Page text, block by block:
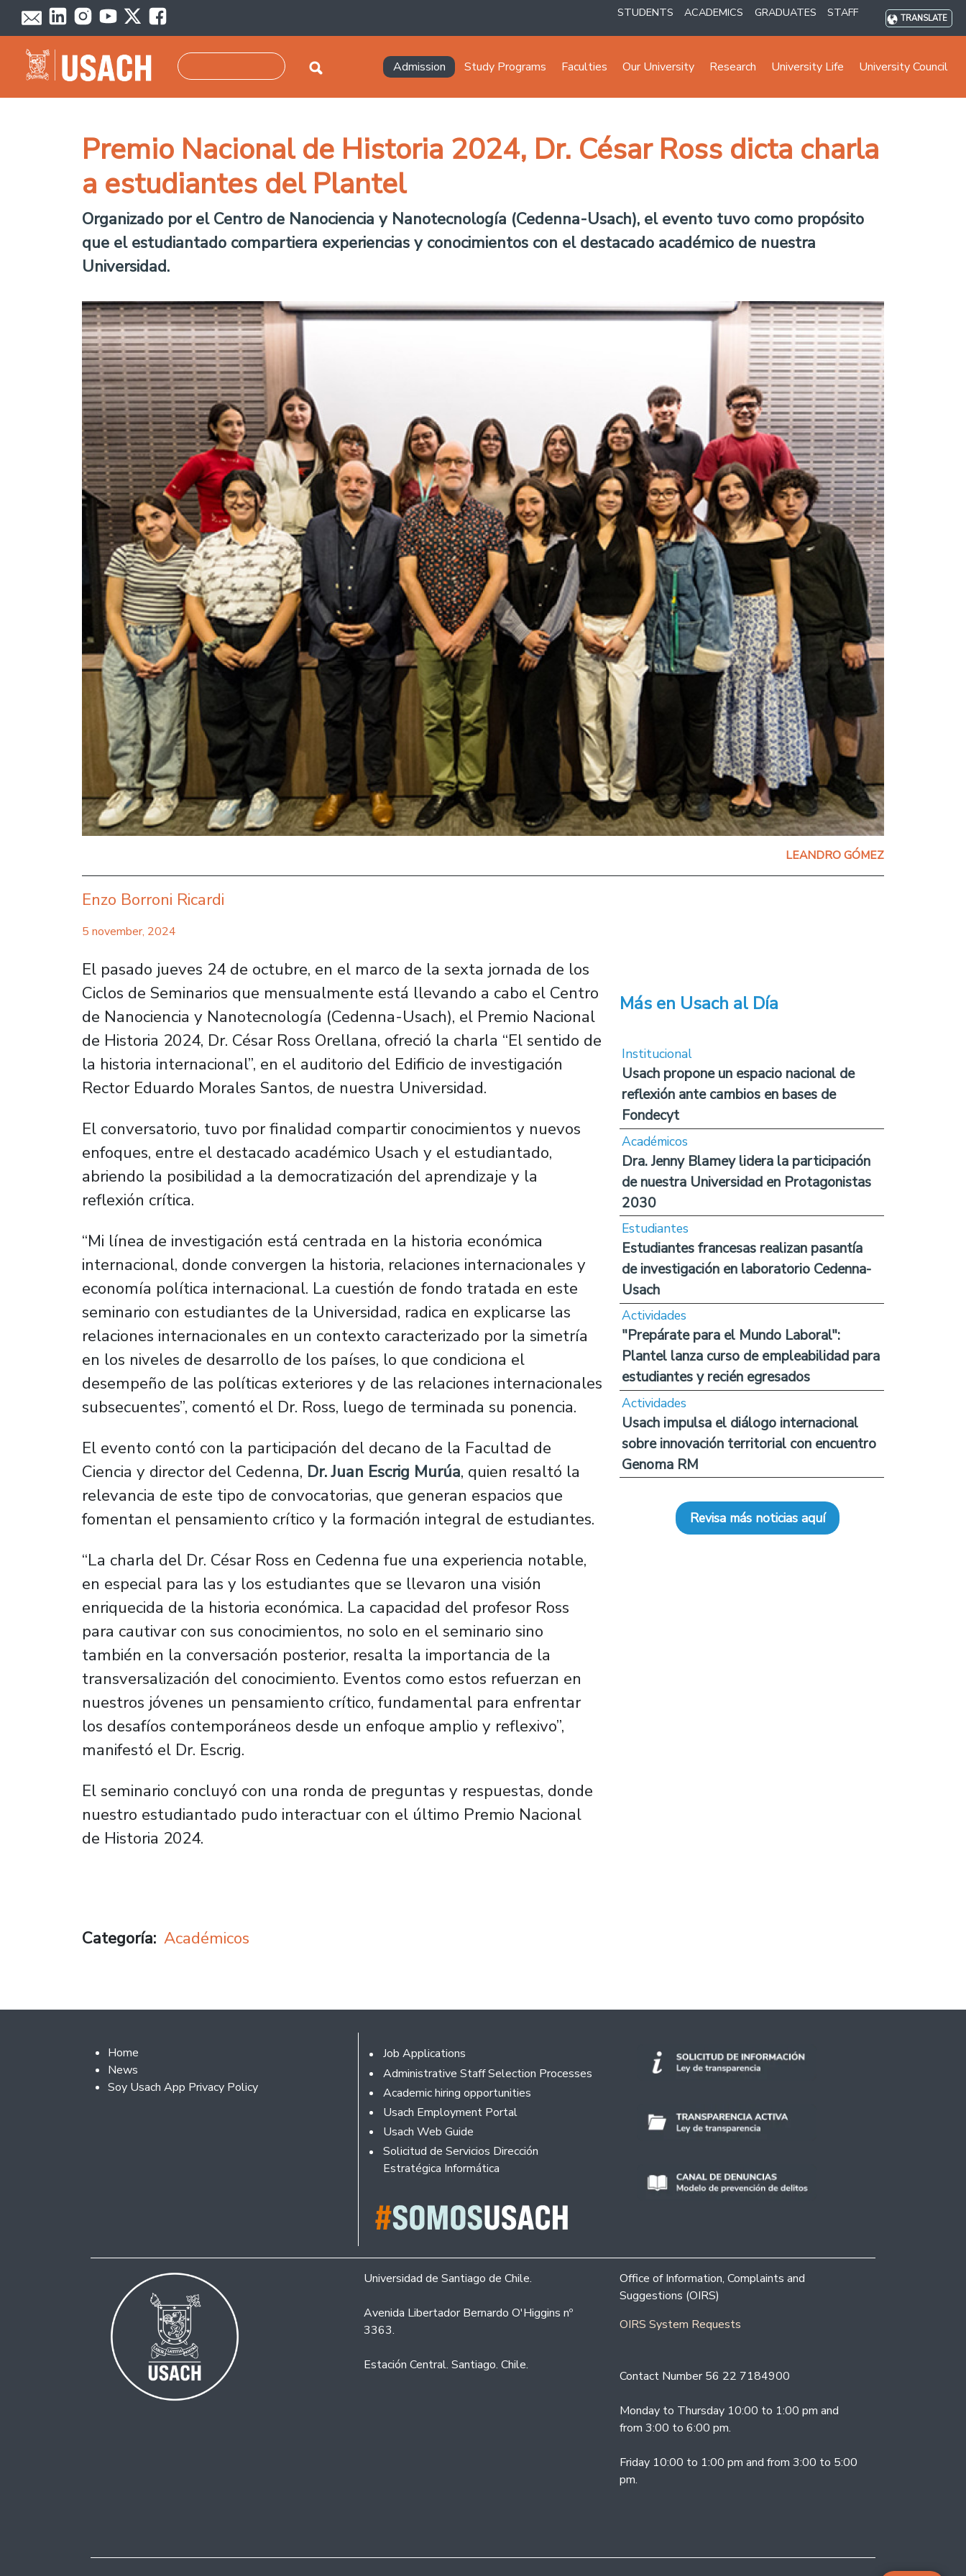
Skip to main content STUDENTS ACADEMICS GRADUATES STAFF TRANSLATE
Navegación principal
Admission Study Programs Faculties Our University Research University Life University Council
Premio Nacional de Historia 2024, Dr. César Ross dicta charla
a estudiantes del Plantel
Organizado por el Centro de Nanociencia y Nanotecnología (Cedenna-Usach), el evento tuvo como propósito
que el estudiantado compartiera experiencias y conocimientos con el destacado académico de nuestra
Universidad.
LEANDRO GÓMEZ
Enzo Borroni Ricardi
5 november, 2024
El pasado jueves 24 de octubre, en el marco de la sexta jornada de los
Ciclos de Seminarios que mensualmente está llevando a cabo el Centro
de Nanociencia y Nanotecnología (Cedenna-Usach), el Premio Nacional
de Historia 2024, Dr. César Ross Orellana, ofreció la charla “El sentido de
la historia internacional”, en el auditorio del Edificio de investigación
Rector Eduardo Morales Santos, de nuestra Universidad.
El conversatorio, tuvo por finalidad compartir conocimientos y nuevos
enfoques, entre el destacado académico Usach y el estudiantado,
abriendo la posibilidad a la democratización del aprendizaje y la
reflexión crítica.
“Mi línea de investigación está centrada en la historia económica
internacional, donde convergen la historia, relaciones internacionales y
economía política internacional. La cuestión de fondo tratada en este
seminario con estudiantes de la Universidad, radica en explicarse las
relaciones internacionales en un contexto caracterizado por la simetría
en los niveles de desarrollo de los países, lo que condiciona el
desempeño de las políticas exteriores y de las relaciones internacionales
subsecuentes”, comentó el Dr. Ross, luego de terminada su ponencia.
El evento contó con la participación del decano de la Facultad de
Ciencia y director del Cedenna, Dr. Juan Escrig Murúa, quien resaltó la
relevancia de este tipo de convocatorias, que generan espacios que
fomentan el pensamiento crítico y la formación integral de estudiantes.
“La charla del Dr. César Ross en Cedenna fue una experiencia notable,
en especial para las y los estudiantes que se llevaron una visión
enriquecida de la historia económica. La capacidad del profesor Ross
para cautivar con sus conocimientos, no solo en el seminario sino
también en la conversación posterior, resalta la importancia de la
transversalización del conocimiento. Eventos como estos refuerzan en
nuestros jóvenes un pensamiento crítico, fundamental para enfrentar
los desafíos contemporáneos desde un enfoque amplio y reflexivo”,
manifestó el Dr. Escrig.
El seminario concluyó con una ronda de preguntas y respuestas, donde
nuestro estudiantado pudo interactuar con el último Premio Nacional
de Historia 2024.
Categoría Académicos
Más en Usach al Día
Institucional
Usach propone un espacio nacional de
reflexión ante cambios en bases de
Fondecyt
Académicos
Dra. Jenny Blamey lidera la participación
de nuestra Universidad en Protagonistas
2030
Estudiantes
Estudiantes francesas realizan pasantía
de investigación en laboratorio Cedenna-
Usach
Actividades
"Prepárate para el Mundo Laboral":
Plantel lanza curso de empleabilidad para
estudiantes y recién egresados
Actividades
Usach impulsa el diálogo internacional
sobre innovación territorial con encuentro
Genoma RM
Revisa más noticias aquí
Footer 2
Home
News
Soy Usach App Privacy Policy
Footer
Job Applications
Administrative Staff Selection Processes
Academic hiring opportunities
Usach Employment Portal
Usach Web Guide
Solicitud de Servicios Dirección
Estratégica Informática
Universidad de Santiago de Chile.
Avenida Libertador Bernardo O'Higgins nº
3363.
Estación Central. Santiago. Chile.
Office of Information, Complaints and
Suggestions (OIRS)
OIRS System Requests
Contact Number 56 22 7184900
Monday to Thursday 10:00 to 1:00 pm and
from 3:00 to 6:00 pm.
Friday 10:00 to 1:00 pm and from 3:00 to 5:00
pm.